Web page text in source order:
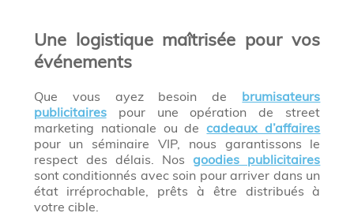
Une logistique maîtrisée pour vos
événements
Que vous ayez besoin de brumisateurs
publicitairespour une opération de street
marketing nationale ou decadeaux d’affaires
pour un séminaire VIP, nous garantissons le
respect des délais. Nosgoodies publicitaires
sont conditionnés avec soin pour arriver dans un
état irréprochable, prêts à être distribués à
votre cible.